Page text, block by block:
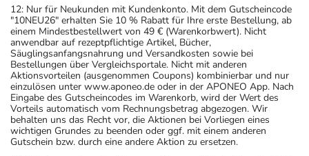
12: Nur für Neukunden mit Kundenkonto. Mit dem Gutscheincode
"10NEU26" erhalten Sie 10 % Rabatt für Ihre erste Bestellung, ab
einem Mindestbestellwert von 49 € (Warenkorbwert). Nicht
anwendbar auf rezeptpflichtige Artikel, Bücher,
Säuglingsanfangsnahrung und Versandkosten sowie bei
Bestellungen über Vergleichsportale. Nicht mit anderen
Aktionsvorteilen (ausgenommen Coupons) kombinierbar und nur
einzulösen unter www.aponeo.de oder in der APONEO App. Nach
Eingabe des Gutscheincodes im Warenkorb, wird der Wert des
Vorteils automatisch vom Rechnungsbetrag abgezogen. Wir
behalten uns das Recht vor, die Aktionen bei Vorliegen eines
wichtigen Grundes zu beenden oder ggf. mit einem anderen
Gutschein bzw. durch eine andere Aktion zu ersetzen.